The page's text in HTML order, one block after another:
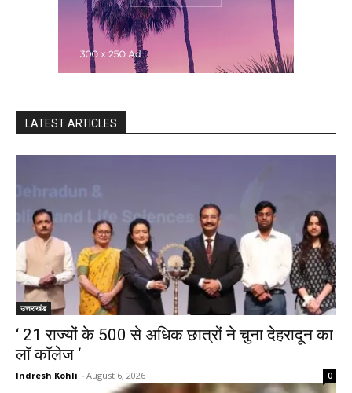
LATEST ARTICLES
उत्तराखंड
‘ 21 राज्यों के 500 से अधिक छात्रों ने चुना देहरादून का
लाॅ काॅलेज ‘
Indresh Kohli - August 6, 2026 0